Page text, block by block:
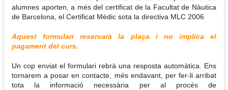
alumnes aporten, a més del certificat de la Facultat de Nàutica
de Barcelona, el Certificat Mèdic sota la directiva MLC 2006
Aquest formulari reservarà la plaça i no implica el
pagament del curs.
Un cop enviat el formulari rebrà una resposta automàtica. Ens
tornarem a posar en contacte, més endavant, per fer-li arribat
tota la informació necessària per al procés de